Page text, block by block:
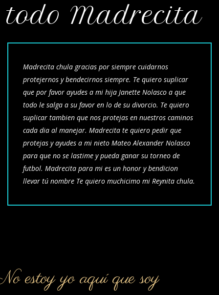
todo Madrecita
Madrecita chula gracias por siempre cuidarnos
protejernos y bendecirnos siempre. Te quiero suplicar
que por favor ayudes a mi hija Janette Nolasco a que
todo le salga a su favor en lo de su divorcio. Te quiero
suplicar tambien que nos protejas en nuestros caminos
cada dia al manejar. Madrecita te quiero pedir que
protejas y ayudes a mi nieto Mateo Alexander Nolasco
para que no se lastime y pueda ganar su torneo de
futbol. Madrecita para mi es un honor y bendicion
llevar tú nombre Te quiero muchicimo mi Reynita chula.
estoy yo aquí que soy